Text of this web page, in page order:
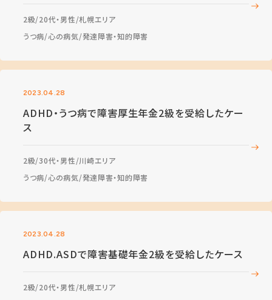
2級 20代・男性 札幌エリア
うつ病 心の病気 発達障害・知的障害
2023.04.28
ADHD・うつ病で障害厚生年金2級を受給したケー
ス
2級 30代・男性 川崎エリア
うつ病 心の病気 発達障害・知的障害
2023.04.28
ADHD.ASDで障害基礎年金2級を受給したケース
2級 20代・男性 札幌エリア